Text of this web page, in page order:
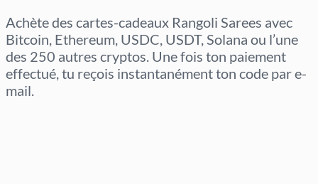
Achète des cartes-cadeaux Rangoli Sarees avec
Bitcoin, Ethereum, USDC, USDT, Solana ou l’une
des 250 autres cryptos. Une fois ton paiement
effectué, tu reçois instantanément ton code par e-
mail.